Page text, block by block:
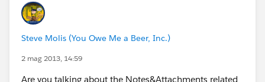
Steve Molis (You Owe Me a Beer, Inc.)
2 mag 2013, 14:59
Are you talking about the Notes&Attachments related